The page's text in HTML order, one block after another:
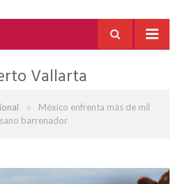
Vallarta
»
México enfrenta más de mil
barrenador